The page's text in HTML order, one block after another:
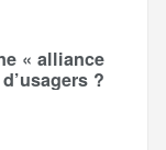
« alliance
?